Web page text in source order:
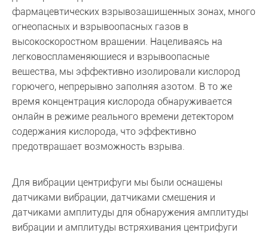
фармацевтических взрывозащищенных зонах, много
огнеопасных и взрывоопасных газов в
высокоскоростном вращении. Нацеливаясь на
легковоспламеняющиеся и взрывоопасные
вещества, мы эффективно изолировали кислород
горючего, непрерывно заполняя азотом. В то же
время концентрация кислорода обнаруживается
онлайн в режиме реального времени детектором
содержания кислорода, что эффективно
предотвращает возможность взрыва.
Для вибрации центрифуги мы были оснащены
датчиками вибрации, датчиками смещения и
датчиками амплитуды для обнаружения амплитуды
вибрации и амплитуды встряхивания центрифуги